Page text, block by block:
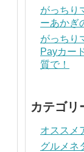
がっちり
ーあかぎ
がっちり
Payカー
質で！
カテゴリ
オススメ
グルメネ